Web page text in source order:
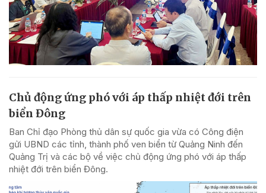
Chủ động ứng phó với áp thấp nhiệt đới trên
biển Đông
Ban Chỉ đạo Phòng thủ dân sự quốc gia vừa có Công điện
gửi UBND các tỉnh, thành phố ven biển từ Quảng Ninh đến
Quảng Trị và các bộ về việc chủ động ứng phó với áp thấp
nhiệt đới trên biển Đông.